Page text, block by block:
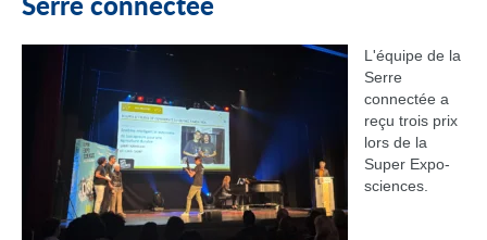
Serre connectée
L'équipe de la
Serre
connectée a
reçu trois prix
lors de la
Super Expo-
sciences.